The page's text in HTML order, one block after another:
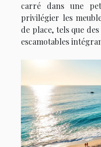
carré dans une
privilégier les
de place, tels que
escamotables